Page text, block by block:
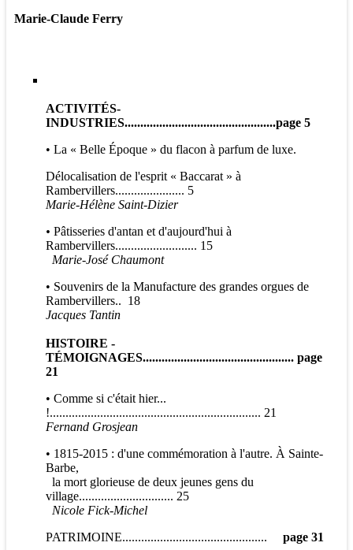
Marie-Claude Ferry
ACTIVITÉS-
INDUSTRIES................................................page 5
• La « Belle Époque » du flacon à parfum de luxe.
Délocalisation de l'esprit « Baccarat » à
Rambervillers...................... 5
Marie-Hélène Saint-Dizier
• Pâtisseries d'antan et d'aujourd'hui à
Rambervillers.......................... 15
Marie-José Chaumont
• Souvenirs de la Manufacture des grandes orgues de
Rambervillers.. 18
Jacques Tantin
HISTOIRE -
TÉMOIGNAGES................................................ page
21
• Comme si c'était hier...
!................................................................... 21
Fernand Grosjean
• 1815-2015 : d'une commémoration à l'autre. À Sainte-
Barbe,
la mort glorieuse de deux jeunes gens du
village.............................. 25
Nicole Fick-Michel
PATRIMOINE.............................................. page 31